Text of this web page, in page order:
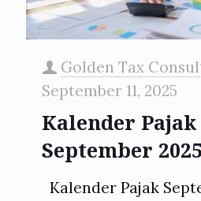
Golden Tax
September 11, 2025
Kalender Pajak
September 2025
Kalender Pajak